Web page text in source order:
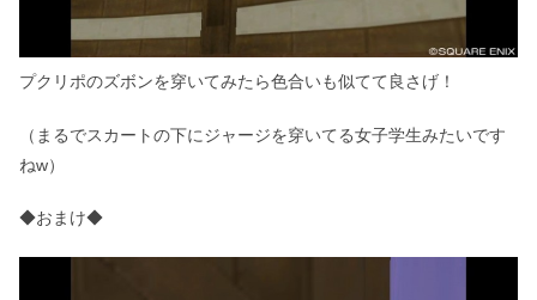
プクリポのズボンを穿いてみたら色合いも似てて良さげ！
（まるでスカートの下にジャージを穿いてる女子学生みたいです
ねw）
◆おまけ◆